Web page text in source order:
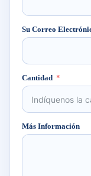
Su Correo
Cantidad
Más Información